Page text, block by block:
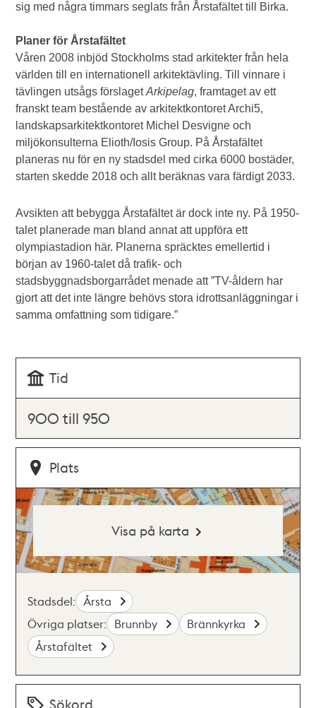
sig med några timmars seglats från Årstafältet till Birka.
Planer för Årstafältet
Våren 2008 inbjöd Stockholms stad arkitekter från hela
världen till en internationell arkitektävling. Till vinnare i
tävlingen utsågs förslagetArkipelag, framtaget av ett
franskt team bestående av arkitektkontoret Archi5,
landskapsarkitektkontoret Michel Desvigne och
miljökonsulterna Elioth/Iosis Group. På Årstafältet
planeras nu för en ny stadsdel med cirka 6000 bostäder,
starten skedde 2018 och allt beräknas vara färdigt 2033.
Avsikten att bebygga Årstafältet är dock inte ny. På 1950-
talet planerade man bland annat att uppföra ett
olympiastadion här. Planerna spräcktes emellertid i
början av 1960-talet då trafik- och
stadsbyggnadsborgarrådet menade att ”TV-åldern har
gjort att det inte längre behövs stora idrottsanläggningar i
samma omfattning som tidigare.”
Tid
900 till 950
Plats
Visa på karta
Stadsdel: Årsta
Övriga platser: Brunnby
Brännkyrka
Årstafältet
Sökord